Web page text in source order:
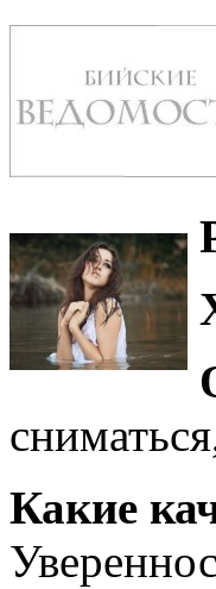
Какие